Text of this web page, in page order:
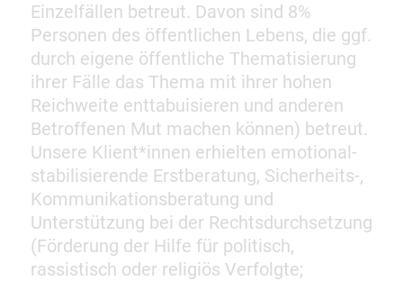
Einzelfällen betreut. Davon sind 8%
Personen des öffentlichen Lebens, die ggf.
durch eigene öffentliche Thematisierung
ihrer Fälle das Thema mit ihrer hohen
Reichweite enttabuisieren und anderen
Betroffenen Mut machen können) betreut.
Unsere Klient*innen erhielten emotional-
stabilisierende Erstberatung, Sicherheits-,
Kommunikationsberatung und
Unterstützung bei der Rechtsdurchsetzung
(Förderung der Hilfe für politisch,
rassistisch oder religiös Verfolgte;